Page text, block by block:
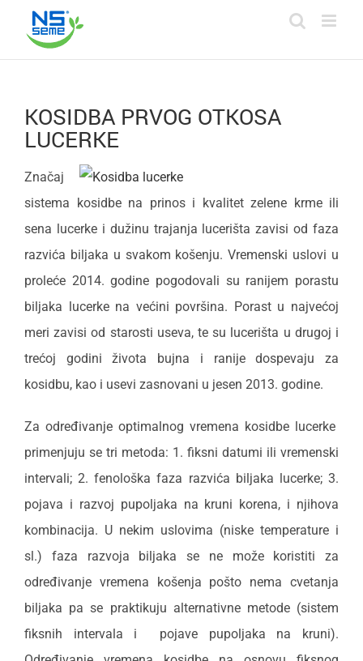
content
KOSIDBA PRVOG OTKOSA
LUCERKE
Značaj
sistema kosidbe na prinos i kvalitet zelene krme ili
sena lucerke i dužinu trajanja lucerišta zavisi od faza
razvića biljaka u svakom košenju. Vremenski uslovi u
proleće 2014. godine pogodovali su ranijem porastu
biljaka lucerke na većini površina. Porast u najvećoj
meri zavisi od starosti useva, te su lucerišta u drugoj i
trećoj godini života bujna i ranije dospevaju za
kosidbu, kao i usevi zasnovani u jesen 2013. godine.
Za određivanje optimalnog vremena kosidbe lucerke
primenjuju se tri metoda: 1. fiksni datumi ili vremenski
intervali; 2. fenološka faza razvića biljaka lucerke; 3.
pojava i razvoj pupoljaka na kruni korena, i njihova
kombinacija. U nekim uslovima (niske temperature i
sl.) faza razvoja biljaka se ne može koristiti za
određivanje vremena košenja pošto nema cvetanja
biljaka pa se praktikuju alternativne metode (sistem
fiksnih intervala i pojave pupoljaka na kruni).